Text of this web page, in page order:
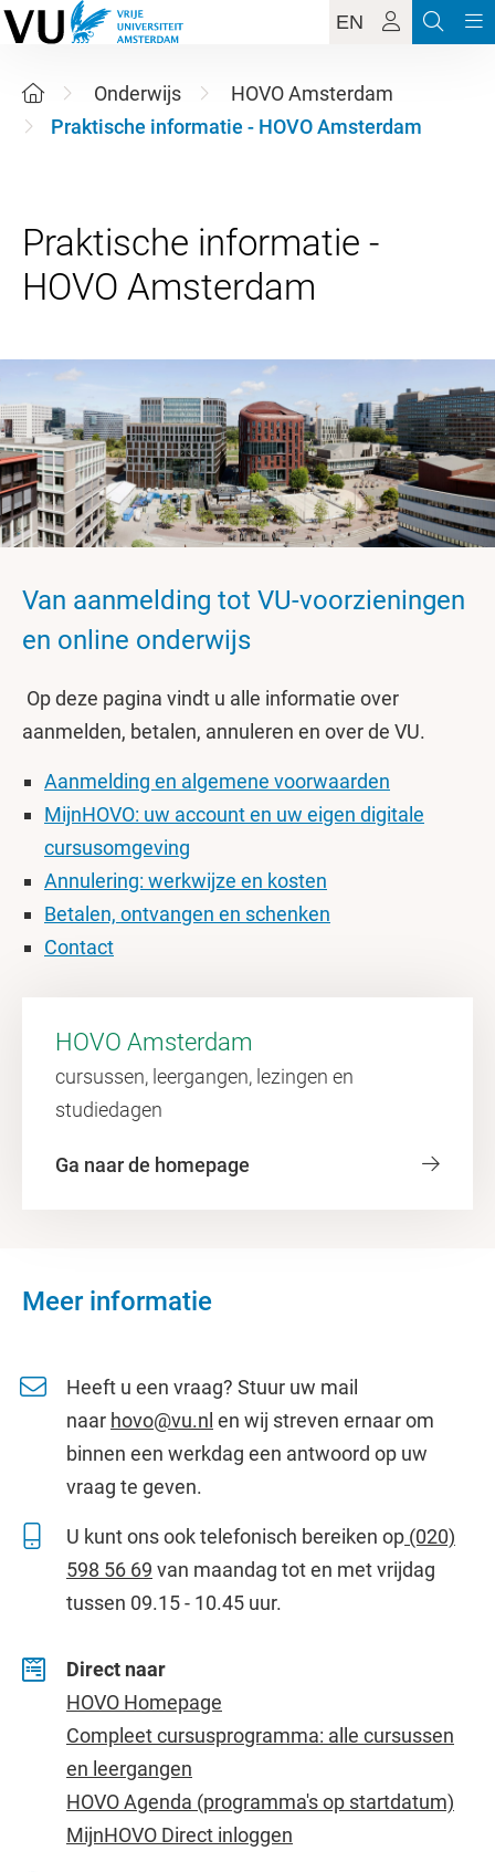
EN
Onderwijs
HOVO Amsterdam
Praktische informatie - HOVO Amsterdam
Praktische informatie -
Van aanmelding tot VU-voorzieningen
en online onderwijs
Op deze pagina vindt u alle informatie over
aanmelden, betalen, annuleren en over de VU.
Aanmelding en algemene voorwaarden
MijnHOVO: uw account en uw eigen digitale
cursusomgeving
Annulering: werkwijze en kosten
Betalen, ontvangen en schenken
Contact
HOVO Amsterdam
cursussen, leergangen, lezingen en
studiedagen
Ga naar de homepage
Meer informatie
Heeft u een vraag? Stuur uw mail
naar hovo@vu.nl en wij streven ernaar om
binnen een werkdag een antwoord op uw
vraag te geven.
U kunt ons ook telefonisch bereiken op (020)
598 56 69 van maandag tot en met vrijdag
tussen 09.15 - 10.45 uur.
Direct naar
HOVO Homepage
Compleet cursusprogramma: alle cursussen
en leergangen
HOVO Agenda (programma's op startdatum)
MijnHOVO Direct inloggen